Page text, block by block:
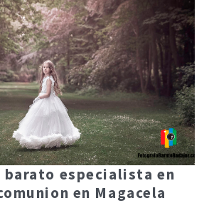
barato especialista en
en Magacela